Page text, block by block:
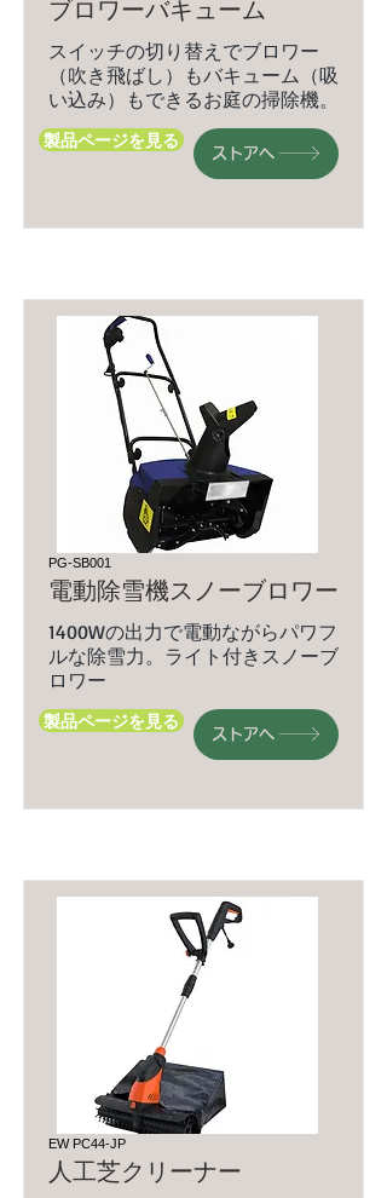
ブロワーバキューム
スイッチの切り替えでブロワー
（吹き飛ばし）もバキューム（吸
い込み）もできるお庭の掃除機。
製品ページを見る
ストアへ
PG-SB001
電動除雪機スノーブロワー
1400Wの出力で電動ながらパワフ
ルな除雪力。ライト付きスノーブ
ロワー
製品ページを見る
ストアへ
EW PC44-JP
人工芝クリーナー